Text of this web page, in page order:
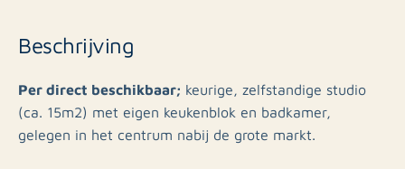
Beschrijving
Per direct beschikbaar; keurige, zelfstandige studio
(ca. 15m2) met eigen keukenblok en badkamer,
gelegen in het centrum nabij de grote markt.